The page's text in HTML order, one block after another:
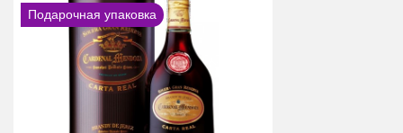
Подарочная упаковка